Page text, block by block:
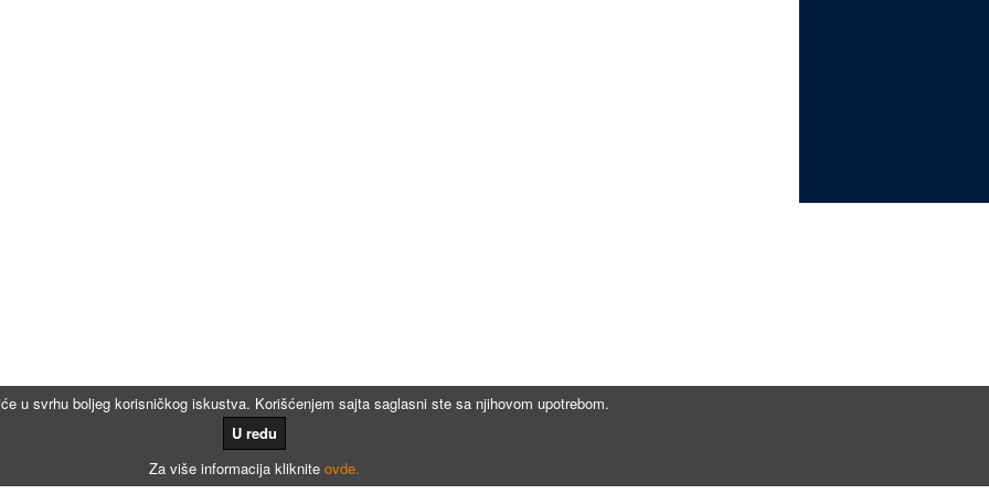
u svrhu boljeg korisničkog iskustva. Korišćenjem sajta saglasni ste sa njihovom upotrebom.
U redu
Za više informacija kliknite ovde.
Kalkulatori Brzi linkovi